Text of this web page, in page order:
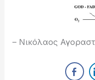
– Νικόλαος